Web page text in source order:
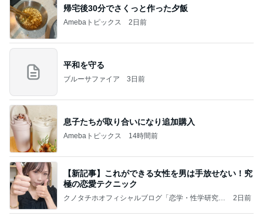
帰宅後30分でさくっと作った夕飯
Amebaトピックス 2日前
平和を守る
ブルーサファイア 3日前
息子たちが取り合いになり追加購入
Amebaトピックス 14時間前
【新記事】これができる女性を男は手放せない！究
極の恋愛テクニック
クノタチホオフィシャルブログ「恋学・性学研究
2日前